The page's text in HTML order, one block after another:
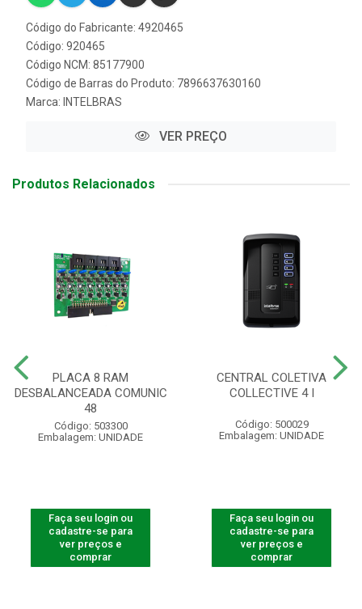
Código do Fabricante: 4920465
Código: 920465
Código NCM: 85177900
Código de Barras do Produto: 7896637630160
Marca: INTELBRAS
VER PREÇO
Produtos Relacionados
PLACA 8 RAM
DESBALANCEADA COMUNIC
48
Código: 503300
Embalagem: UNIDADE
Faça seu login ou
cadastre-se para
ver preços e
comprar
CENTRAL COLETIVA
COLLECTIVE 4 I
Código: 500029
Embalagem: UNIDADE
Faça seu login ou
cadastre-se para
ver preços e
comprar